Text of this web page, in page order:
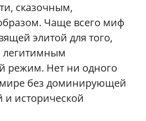
сказочным,
Чаще всего миф
элитой для того,
легитимным
режим. Нет ни одного
мире без доминирующей
исторической